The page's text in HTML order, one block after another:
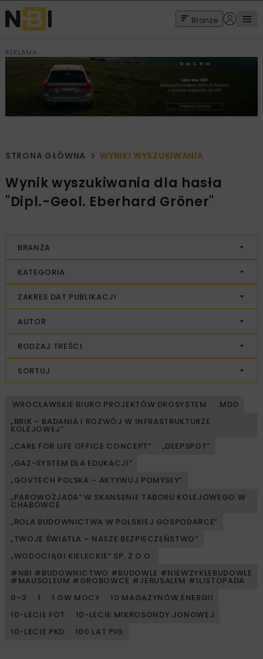
Branże
REKLAMA
STRONA GŁÓWNA WYNIKI WYSZUKIWANIA
Wynik wyszukiwania dla hasła
"Dipl.-Geol. Eberhard Gröner"
BRANŻA
KATEGORIA
ZAKRES DAT PUBLIKACJI
AUTOR
RODZAJ TREŚCI
SORTUJ
WROCŁAWSKIE BIURO PROJEKTÓW DROSYSTEM
.MDD
„BRIK – BADANIA I ROZWÓJ W INFRASTRUKTURZE
KOLEJOWEJ”
„CARE FOR LIFE OFFICE CONCEPT”
„DEEPSPOT”
„GAZ-SYSTEM DLA EDUKACJI”
„GOVTECH POLSKA – AKTYWUJ POMYSŁY”
„PAROWOZJADA” W SKANSENIE TABORU KOLEJOWEGO W
CHABÓWCE
„ROLA BUDOWNICTWA W POLSKIEJ GOSPODARCE”
„TWOJE ŚWIATŁA – NASZE BEZPIECZEŃSTWO”
„WODOCIĄGI KIELECKIE” SP. Z O.O.
#NBI #BUDOWNICTWO #BUDOWLE #NIEWZYKŁEBUDOWLE
#MAUSOLEUM #GROBOWCE #JERUSALEM #1LISTOPADA
0–2
1 1 GW MOCY
10 MAGAZYNÓW ENERGII
10-LECIE FOT
10-LECIE MIKROSONDY JONOWEJ
10-LECIE PKD
100 LAT PIG